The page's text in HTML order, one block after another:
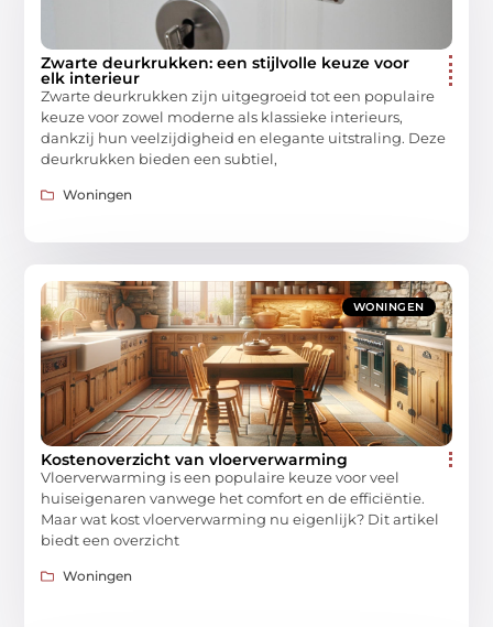
Zwarte deurkrukken: een stijlvolle keuze voor
elk interieur
Zwarte deurkrukken zijn uitgegroeid tot een populaire
keuze voor zowel moderne als klassieke interieurs,
dankzij hun veelzijdigheid en elegante uitstraling. Deze
deurkrukken bieden een subtiel,
Woningen
WONINGEN
Kostenoverzicht van vloerverwarming
Vloerverwarming is een populaire keuze voor veel
huiseigenaren vanwege het comfort en de efficiëntie.
Maar wat kost vloerverwarming nu eigenlijk? Dit artikel
biedt een overzicht
Woningen